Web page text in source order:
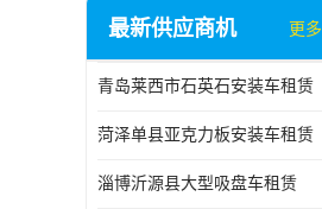
最新供应商机 更多
青岛莱西市石英石安装车租赁
菏泽单县亚克力板安装车租赁
淄博沂源县大型吸盘车租赁